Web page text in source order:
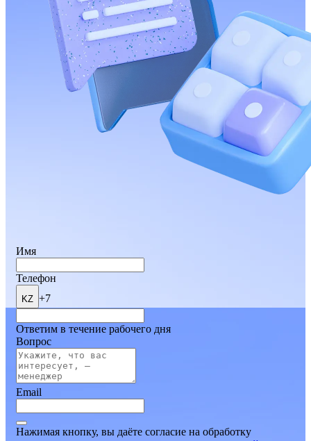
Имя
Телефон
KZ +7
Ответим в течение рабочего дня
Вопрос
Email
Нажимая кнопку, вы даёте согласие на обработку